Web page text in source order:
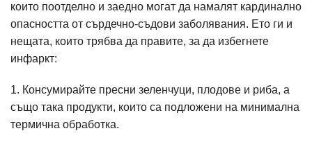
които поотделно и заедно могат да намалят кардинално
опасността от сърдечно-съдови заболявания. Ето ги и
нещата, които трябва да правите, за да избегнете
инфаркт:
1. Консумирайте пресни зеленчуци, плодове и риба, а
също така продукти, които са подложени на минимална
термична обработка.